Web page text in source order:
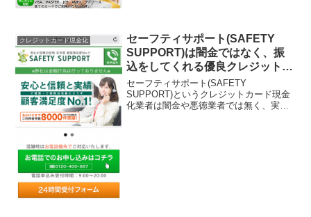
して覚えておいてください...
クレジットカード現金化
セーフティサポート(SAFETY
SUPPORT)は闇金ではなく、振
込をしてくれる優良クレジットカ
ード現金化業者ですよ
セーフティサポート(SAFETY
SUPPORT)というクレジットカード現金
化業者は闇金や悪徳業者では無く、実際